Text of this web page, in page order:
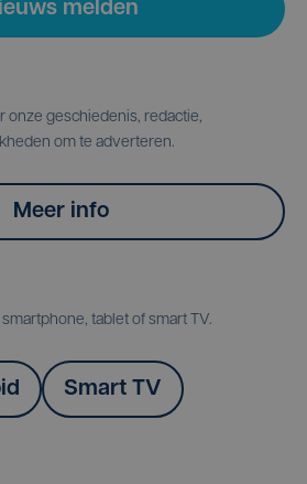
melden
onze geschiedenis, redactie,
om te adverteren.
Meer info
tablet of smart TV.
Smart TV